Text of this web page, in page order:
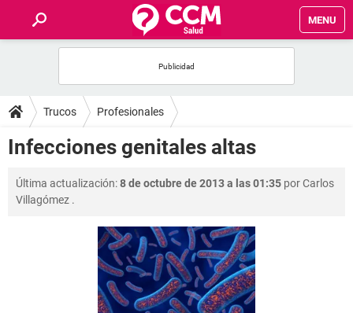
MENU
FOROS
SALUD
FAMILIA
Trucos Profesionales
Infecciones genitales altas
Última actualización:8 de octubre de 2013 a las 01:35 porCarlos
Villagómez .